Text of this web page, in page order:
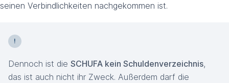
seinen Verbindlichkeiten nachgekommen ist.
Dennoch ist die SCHUFA kein Schuldenverzeichnis,
das ist auch nicht ihr Zweck. Außerdem darf die